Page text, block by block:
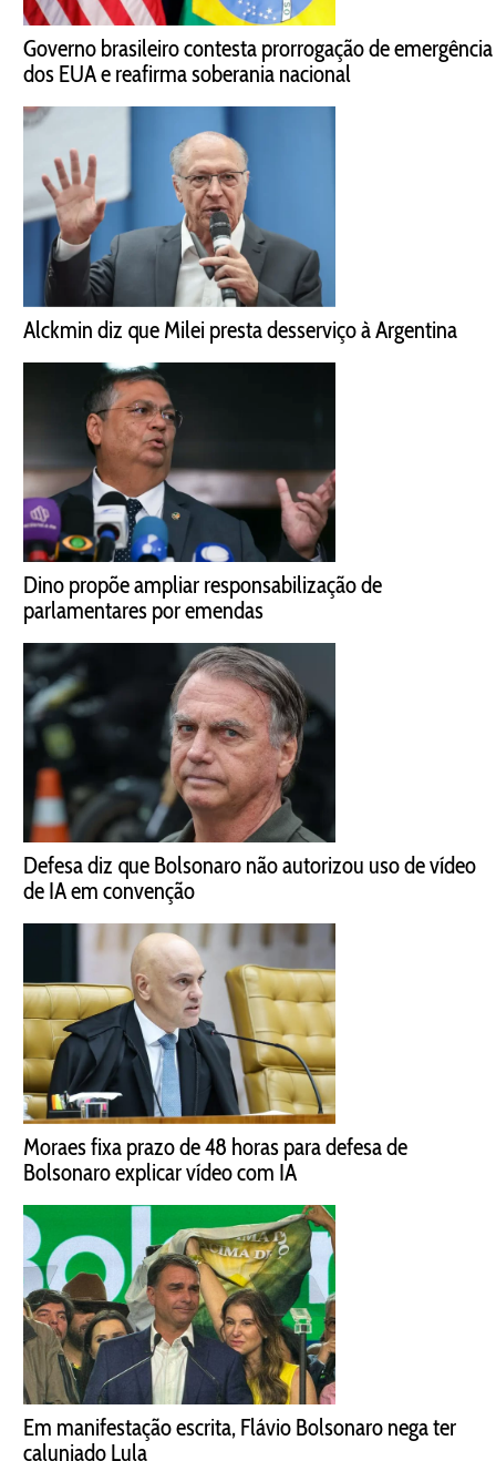
Governo brasileiro contesta prorrogação de emergência
dos EUA e reafirma soberania nacional
Alckmin diz que Milei presta desserviço à Argentina
Dino propõe ampliar responsabilização de
parlamentares por emendas
Defesa diz que Bolsonaro não autorizou uso de vídeo
de IA em convenção
Moraes fixa prazo de 48 horas para defesa de
Bolsonaro explicar vídeo com IA
Em manifestação escrita, Flávio Bolsonaro nega ter
caluniado Lula